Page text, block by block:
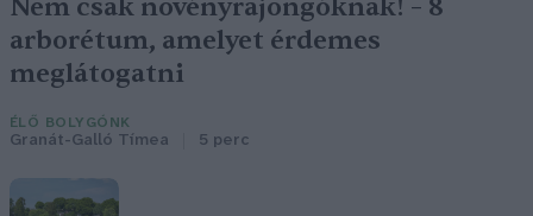
Nem csak növényrajongóknak! – 8
arborétum, amelyet érdemes
meglátogatni
ÉLŐ BOLYGÓNK
Granát-Galló Tímea 5 perc